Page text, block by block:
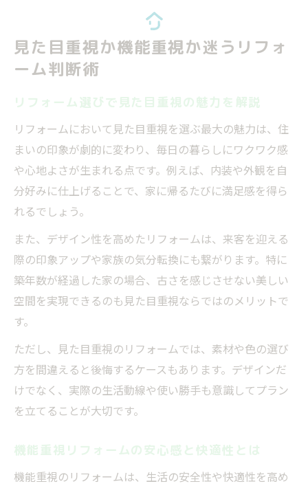
リフォーム会社選びが判断に与える影響
リフォーム時に優先すべき検討ポイントとは
リフォームで重視すべき優先順位の決め方
失敗しないリフォームのための検討事項
安全性と快適性を両立するリフォーム計画
機能性とデザイン性を両立させるコツ
リフォーム相談で押さえるべきポイント
理想の住まいへ導くリフォーム選択の極意
リフォームで理想を実現する判断ポイント
見た目重視と機能重視のバランス術を解説
リフォーム会社選びで理想の実現へ近づく
リフォーム失敗談から学ぶ選択ポイント
住宅リフォームランキングの賢い活用法
る
リフォームで叶えるバリアフリーと省エネ
リフォームで安全性と耐久性を高める方法
リフォーム会社の得意分野を見極めるコツ
デザイン重視リフォームで失敗しないために
見た目重視か機能重視か迷うリフォ
ーム判断術
リフォーム選びで見た目重視の魅力を解説
リフォームにおいて見た目重視を選ぶ最大の魅力は、住
まいの印象が劇的に変わり、毎日の暮らしにワクワク感
や心地よさが生まれる点です。例えば、内装や外観を自
分好みに仕上げることで、家に帰るたびに満足感を得ら
れるでしょう。
また、デザイン性を高めたリフォームは、来客を迎える
際の印象アップや家族の気分転換にも繋がります。特に
築年数が経過した家の場合、古さを感じさせない美しい
空間を実現できるのも見た目重視ならではのメリットで
す。
ただし、見た目重視のリフォームでは、素材や色の選び
方を間違えると後悔するケースもあります。デザインだ
けでなく、実際の生活動線や使い勝手も意識してプラン
を立てることが大切です。
機能重視リフォームの安心感と快適性とは
機能重視のリフォームは、生活の安全性や快適性を高め